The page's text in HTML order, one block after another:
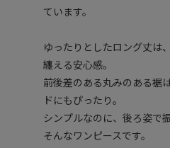
ています。
ゆったりとしたロング丈は
纏える安心感。
前後差のある丸みのある裾
ドにもぴったり。
シンプルなのに、後ろ姿で
そんなワンピースです。